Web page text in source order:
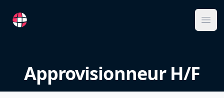
RemoteFR
Approvisionneur H/F